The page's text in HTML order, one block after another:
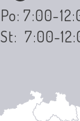
Po: 7:00-
St: 7:00-